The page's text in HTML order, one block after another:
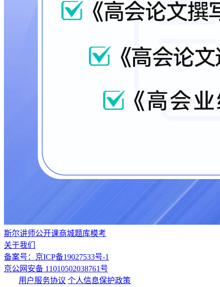
斯尔讲师公开课商城题库模考
关于我们
备案号：京ICP备19027533号-1
京公网安备 11010502038761号
用户服务协议 个人信息保护政策